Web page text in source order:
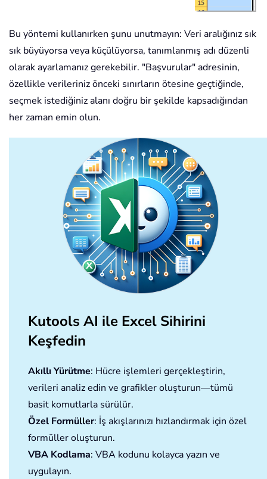
Bu yöntemi kullanırken şunu unutmayın: Veri aralığınız sık
sık büyüyorsa veya küçülüyorsa, tanımlanmış adı düzenli
olarak ayarlamanız gerekebilir. "Başvurular" adresinin,
özellikle verileriniz önceki sınırların ötesine geçtiğinde,
seçmek istediğiniz alanı doğru bir şekilde kapsadığından
her zaman emin olun.
Kutools AI ile Excel Sihirini
Keşfedin
Akıllı Yürütme: Hücre işlemleri gerçekleştirin,
verileri analiz edin ve grafikler oluşturun—tümü
basit komutlarla sürülür.
Özel Formüller: İş akışlarınızı hızlandırmak için özel
formüller oluşturun.
VBA Kodlama: VBA kodunu kolayca yazın ve
uygulayın.